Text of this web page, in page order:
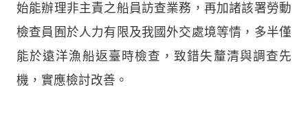
始能辦理非主責之船員訪查業務，再加諸該署勞動
檢查員囿於人力有限及我國外交處境等情，多半僅
能於遠洋漁船返臺時檢查，致錯失釐清與調查先
機，實應檢討改善。